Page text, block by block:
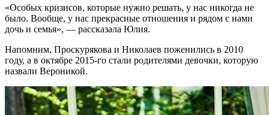
«Особых кризисов, которые нужно решать, у нас никогда не
было. Вообще, у нас прекрасные отношения и рядом с нами
дочь и семья», — рассказала Юлия.
Напомним, Проскурякова и Николаев поженились в 2010
году, а в октябре 2015-го стали родителями девочки, которую
назвали Вероникой.